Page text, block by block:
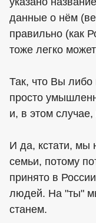
данные о нём
правильно (как
тоже легко
Так, что Вы
просто
и, в этом
И да, кстати, мы
семьи, потому
принято в
людей. На "ты"
станем.